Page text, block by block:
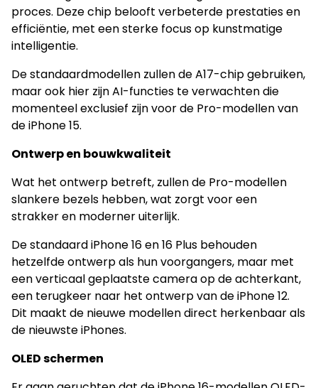
proces. Deze chip belooft verbeterde prestaties en
efficiëntie, met een sterke focus op kunstmatige
intelligentie.
De standaardmodellen zullen de A17-chip gebruiken,
maar ook hier zijn AI-functies te verwachten die
momenteel exclusief zijn voor de Pro-modellen van
de iPhone 15.
Ontwerp en bouwkwaliteit
Wat het ontwerp betreft, zullen de Pro-modellen
slankere bezels hebben, wat zorgt voor een
strakker en moderner uiterlijk.
De standaard iPhone 16 en 16 Plus behouden
hetzelfde ontwerp als hun voorgangers, maar met
een verticaal geplaatste camera op de achterkant,
een terugkeer naar het ontwerp van de iPhone 12.
Dit maakt de nieuwe modellen direct herkenbaar als
de nieuwste iPhones.
OLED schermen